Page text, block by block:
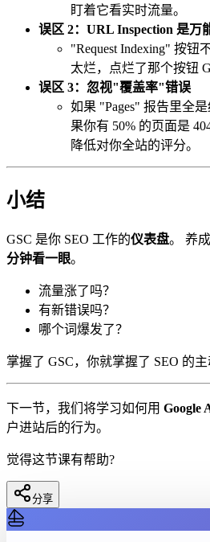
盯着它看实时流量。
误区 2：URL Inspection 是万
"Request Indexing" 按钮
太烂，点烂了那个按钮
误区 3：忽视"覆盖率"错误
如果 "Pages" 报告里全
果你有 50% 的页面是
降低对你全站的评分。
小结
GSC 是你 SEO 工作的仪表盘。 养
分钟看一眼。
流量涨了吗？
有新错误吗？
哪个词爆发了？
掌握了 GSC，你就掌握了 SEO 的主
下一节，我们将学习如何用 Google
户进站后的行为。
觉得这节课有帮助?
分享